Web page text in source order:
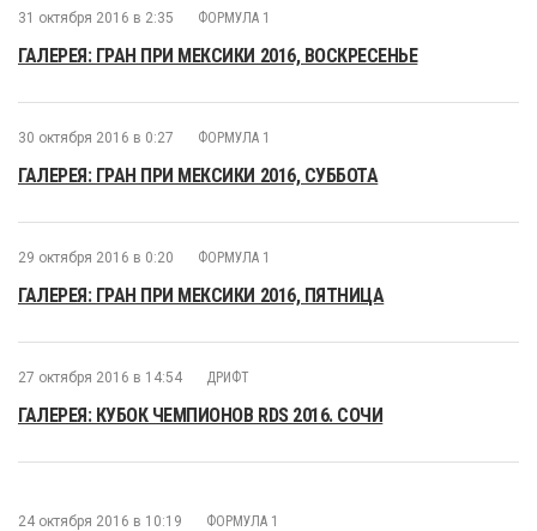
31 октября 2016 в 2:35 ФОРМУЛА 1
ГАЛЕРЕЯ: ГРАН ПРИ МЕКСИКИ 2016, ВОСКРЕСЕНЬЕ
30 октября 2016 в 0:27 ФОРМУЛА 1
ГАЛЕРЕЯ: ГРАН ПРИ МЕКСИКИ 2016, СУББОТА
29 октября 2016 в 0:20 ФОРМУЛА 1
ГАЛЕРЕЯ: ГРАН ПРИ МЕКСИКИ 2016, ПЯТНИЦА
27 октября 2016 в 14:54 ДРИФТ
ГАЛЕРЕЯ: КУБОК ЧЕМПИОНОВ RDS 2016. СОЧИ
24 октября 2016 в 10:19 ФОРМУЛА 1